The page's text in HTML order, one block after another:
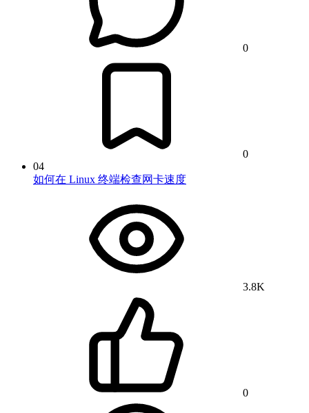
0
0
04
如何在 Linux 终端检查网卡速度
3.8K
0